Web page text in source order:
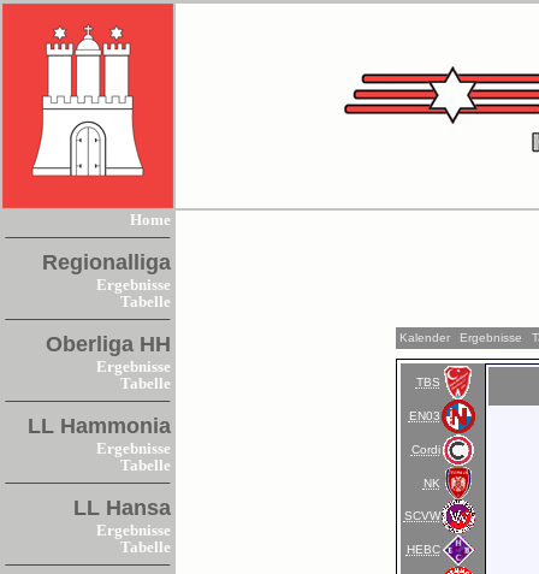
Home
Regionalliga
Ergebnisse
Tabelle
Oberliga HH
Ergebnisse
Tabelle
LL Hammonia
Ergebnisse
Tabelle
LL Hansa
Ergebnisse
Tabelle
Kalender Ergebnisse
TBS
EN03
Cordi
NK
SCVW
HEBC